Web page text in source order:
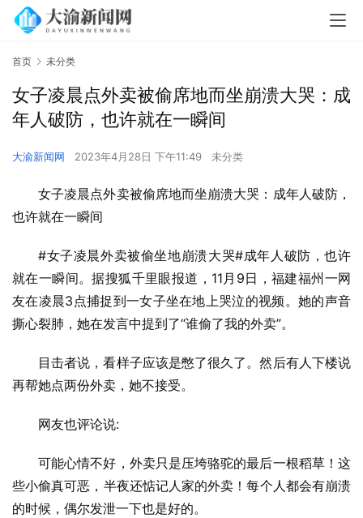
首页 未分类
女子凌晨点外卖被偷席地而坐崩溃大哭：成
年人破防，也许就在一瞬间
大渝新闻网 2023年4月28日 下午11:49 未分类
女子凌晨点外卖被偷席地而坐崩溃大哭：成年人破防，
也许就在一瞬间
#女子凌晨外卖被偷坐地崩溃大哭#成年人破防，也许
就在一瞬间。据搜狐千里眼报道，11月9日，福建福州一网
友在凌晨3点捕捉到一女子坐在地上哭泣的视频。她的声音
撕心裂肺，她在发言中提到了“谁偷了我的外卖”。
目击者说，看样子应该是憋了很久了。然后有人下楼说
再帮她点两份外卖，她不接受。
网友也评论说:
可能心情不好，外卖只是压垮骆驼的最后一根稻草！这
些小偷真可恶，半夜还惦记人家的外卖！每个人都会有崩溃
的时候，偶尔发泄一下也是好的。